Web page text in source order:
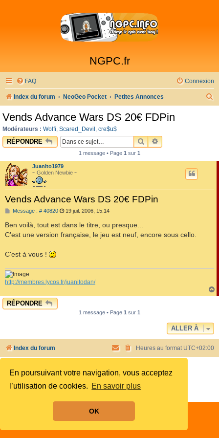
En poursuivant votre navigation, vous acceptez
l’utilisation de cookies. En savoir plus
OK
NGPC.fr
FAQ Connexion
Index du forum NeoGeo Pocket Petites Annonces
r
Vends Advance Wars DS 20€ FDPin
Modérateurs : Wolfi, Scared_Devil , cre$u$
RÉPONDRE RECHERCHER
RECHERCHE
1 message • Page 1 sur 1
Juanito1979
~ Golden Newbie ~
Vends Advance Wars DS 20€ FDPin
Message : # 40820M
s
s
a
19 juil. 2006, 15:14
Ben voilà, tout est dans le titre, ou presque...
C'est une version française, le jeu est neuf, encore sous cello.
C'est à vous !
http://membres.lycos.fr/juanitodan/
a
RÉPONDRE
1 message • Page 1 sur 1
ALLER À
Index du forum Heures au format UTC+02:00
Style byphpBB Spain
Traduit par phpBB-fr.com